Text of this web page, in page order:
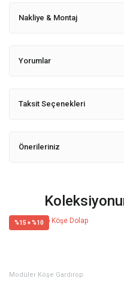
Nakliye & Montaj
Yorumlar
Taksit Seçenekleri
Önerileriniz
%15 + %10
Modüler Köşe Gardırop